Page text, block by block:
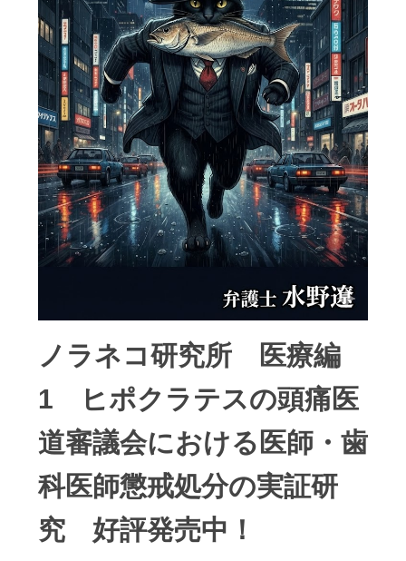
ノラネコ研究所 医療編
1 ヒポクラテスの頭痛医
道審議会における医師・歯
科医師懲戒処分の実証研
究 好評発売中！